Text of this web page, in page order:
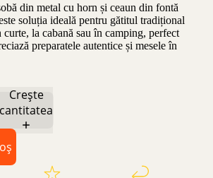
din metal cu horn și ceaun din fontă
soluția ideală pentru gătitul tradițional
la cabană sau în camping, perfect
preparatele autentice și mesele în
Crește
cantitatea